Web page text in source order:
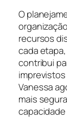
O
recursos
cada
contribui
Vanessa
mais